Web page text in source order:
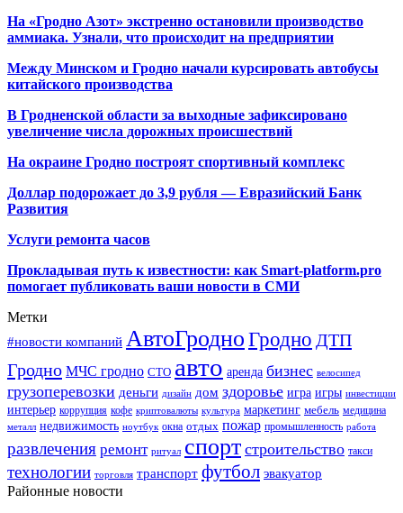
На «Гродно Азот» экстренно остановили производство
аммиака. Узнали, что происходит на предприятии
Между Минском и Гродно начали курсировать автобусы
китайского производства
В Гродненской области за выходные зафиксировано
увеличение числа дорожных происшествий
На окраине Гродно построят спортивный комплекс
Доллар подорожает до 3,9 рубля — Евразийский Банк
Развития
Услуги ремонта часов
Прокладывая путь к известности: как Smart-platform.pro
помогает публиковать ваши новости в СМИ
Метки
#новости компаний АвтоГродноГродно ДТП
Гродно МЧС гродно СТО авто аренда бизнес велосипед
грузоперевозки деньги дизайн дом здоровье игра игры инвестиции
интерьер коррупция кофе криптовалюты культура маркетинг мебель медицина
металл недвижимость ноутбук окна отдых пожар промышленность работа
развлечения ремонт ритуал спорт строительство такси
технологии торговля транспорт футбол эвакуатор
Районные новости